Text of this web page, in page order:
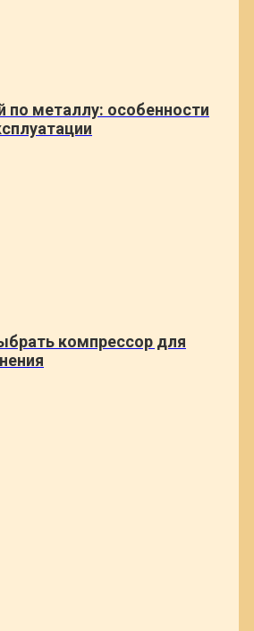
по металлу: особенности
компрессор для